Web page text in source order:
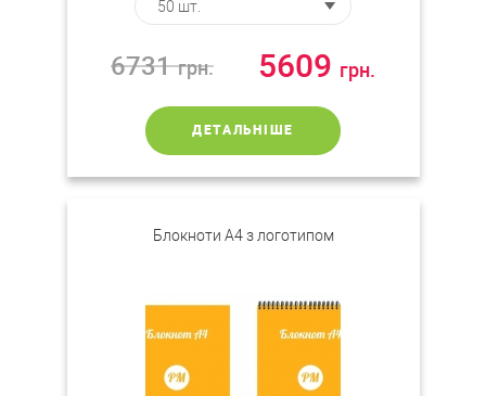
6731грн. 5609 грн.
ДЕТАЛЬНІШЕ
Блокноти А4 з логотипом